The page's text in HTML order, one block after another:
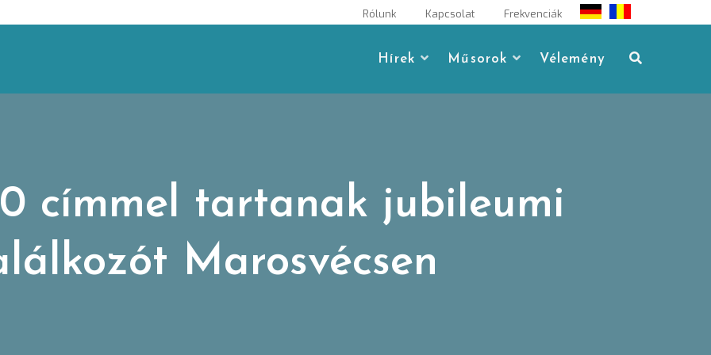
Rólunk Kapcsolat Frekvenciák
Hírek Műsorok Vélemény
címmel tartanak jubileumi
Marosvécsen